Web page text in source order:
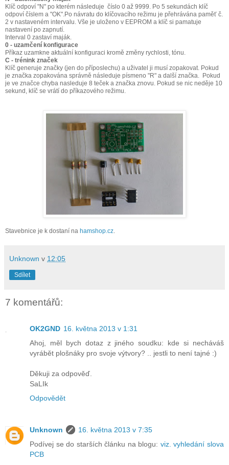
Klíč odpoví "N" po kterém následuje číslo 0 až 9999. Po 5 sekundách klíč
odpoví číslem a "OK".Po návratu do klíčovacího režimu je přehrávána paměť č.
2 v nastaveném intervalu. Vše je uloženo v EEPROM a klíč si pamatuje
nastavení po zapnutí.
Interval 0 zastaví maják.
0 - uzamčení konfigurace
Příkaz uzamkne aktuální konfiguraci kromě změny rychlosti, tónu.
C - trénink značek
Klíč generuje značky (jen do příposlechu) a uživatel ji musí zopakovat. Pokud
je značka zopakována správně následuje písmeno "R" a další značka. Pokud
je ve značce chyba nasleduje 8 teček a značka znovu. Pokud se nic neděje 10
sekund, klíč se vrátí do příkazového režimu.
Stavebnice je k dostaní na hamshop.cz
Unknown v 12:05
Sdílet
7 komentářů:
OK2GND 16. května 2013 v 1:31
Ahoj, měl bych dotaz z jiného soudku: kde si necháváš
vyrábět plošnáky pro svoje výtvory? .. jestli to není tajné :)
Děkuji za odpověď.
SaLIk
Odpovědět
Unknown
16. května 2013 v 7:35
Podívej se do starších článku na blogu: viz. vyhledání slova
PCB